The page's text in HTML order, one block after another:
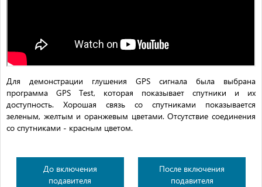
Для демонстрации глушения GPS сигнала была выбрана
программа GPS Test, которая показывает спутники и их
доступность. Хорошая связь со спутниками показывается
зеленым, желтым и оранжевым цветами. Отсутствие соединения
со спутниками - красным цветом.
До включения
подавителя
После включения
подавителя